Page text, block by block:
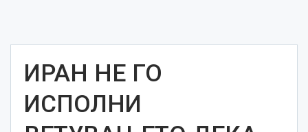
ИРАН НЕ ГО
ИСПОЛНИ